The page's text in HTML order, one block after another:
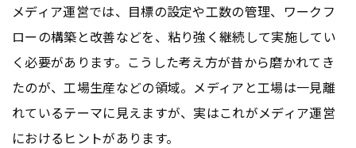
メディア運営では、目標の設定や工数の管理、ワークフ
ローの構築と改善などを、粘り強く継続して実施してい
く必要があります。こうした考え方が昔から磨かれてき
たのが、工場生産などの領域。メディアと工場は一見離
れているテーマに見えますが、実はこれがメディア運営
におけるヒントがあります。